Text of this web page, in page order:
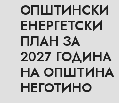
ОПШТИНСКИ
ЕНЕРГЕТСКИ
ПЛАН ЗА
2027 ГОДИНА
НА ОПШТИНА
НЕГОТИНО